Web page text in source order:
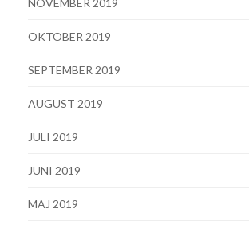
NOVEMBER 2019
OKTOBER 2019
SEPTEMBER 2019
AUGUST 2019
JULI 2019
JUNI 2019
MAJ 2019